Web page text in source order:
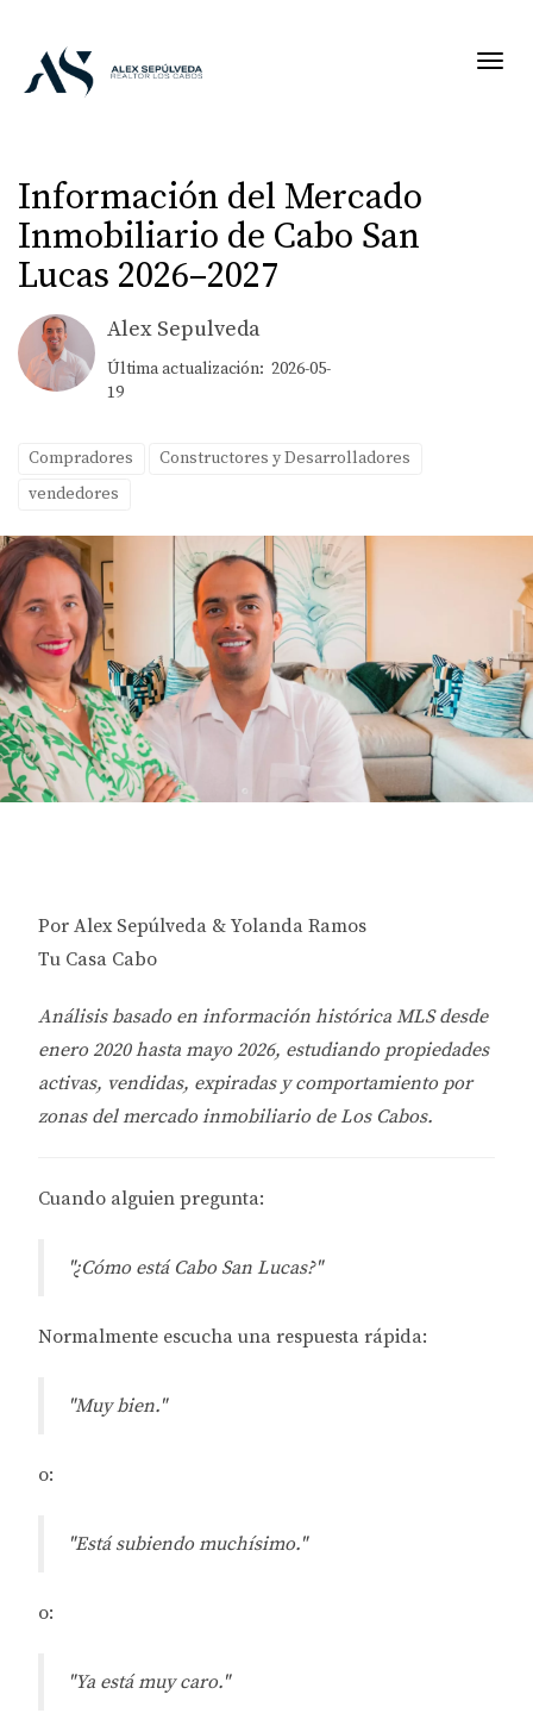
Información del Mercado
Inmobiliario de Cabo San
Lucas 2026–2027
Alex Sepulveda
Última actualización: 2026-05-
19
Compradores
Constructores y Desarrolladores
vendedores
Por Alex Sepúlveda & Yolanda Ramos
Tu Casa Cabo
Análisis basado en información histórica MLS desde
enero 2020 hasta mayo 2026, estudiando propiedades
activas, vendidas, expiradas y comportamiento por
zonas del mercado inmobiliario de Los Cabos.
Cuando alguien pregunta:
"¿Cómo está Cabo San Lucas?"
Normalmente escucha una respuesta rápida:
"Muy bien."
o:
"Está subiendo muchísimo."
o:
"Ya está muy caro."